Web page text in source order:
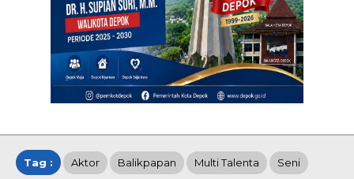
Tag : Aktor Balikpapan Multi Talenta Seni